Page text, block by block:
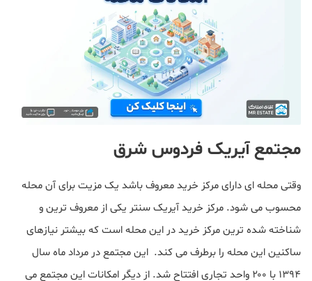
مجتمع آیریک فردوس شرق
وقتی محله ای دارای مرکز خرید معروف باشد یک مزیت برای آن محله
محسوب می شود. مرکز خرید آیریک سنتر یکی از معروف ترین و
شناخته شده ترین مرکز خرید در این محله است که بیشتر نیازهای
ساکنین این محله را برطرف می کند. این مجتمع در مرداد ماه سال
۱۳۹۴ با ۲۰۰ واحد تجاری افتتاح شد. از دیگر امکانات این مجتمع می